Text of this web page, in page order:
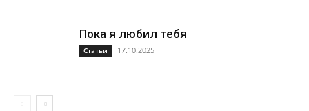
Пока я любил тебя
Статьи 17.10.2025